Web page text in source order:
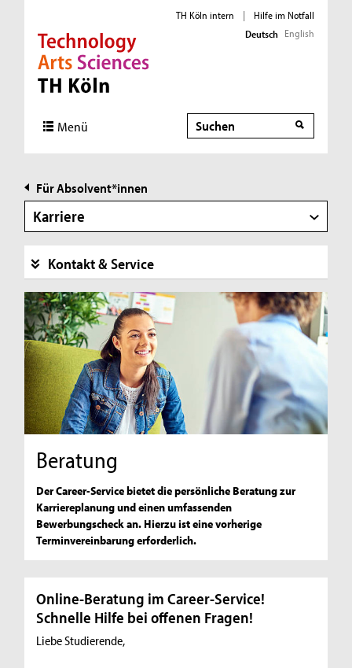
Direkt zur Hauptnavigation
Direkt zur Subnavigation
Direkt zum Inhalt
Direkt zum Fußbereich
TH Köln intern |
Hilfe im Notfall
Deutsch English
Menü Suche
Für Absolvent*innen
Karriere
Kontakt & Service
Beratung
Der Career-Service bietet die persönliche Beratung zur
Karriereplanung und einen umfassenden
Bewerbungscheck an. Hierzu ist eine vorherige
Terminvereinbarung erforderlich.
Online-Beratung im Career-Service!
Schnelle Hilfe bei offenen Fragen!
Liebe Studierende,